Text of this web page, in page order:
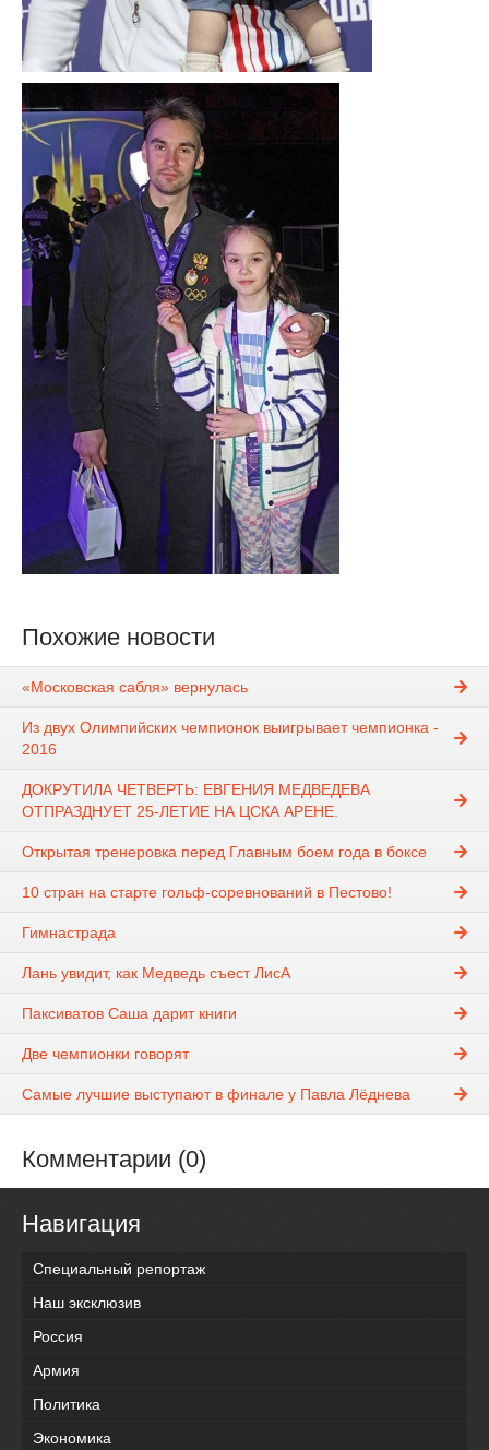
Похожие новости
«Московская сабля» вернулась
Из двух Олимпийских чемпионок выигрывает чемпионка -
2016
ДОКРУТИЛА ЧЕТВЕРТЬ: ЕВГЕНИЯ МЕДВЕДЕВА
ОТПРАЗДНУЕТ 25-ЛЕТИЕ НА ЦСКА АРЕНЕ.
Открытая тренеровка перед Главным боем года в боксе
10 стран на старте гольф-соревнований в Пестово!
Гимнастрада
Лань увидит, как Медведь съест ЛисА
Паксиватов Саша дарит книги
Две чемпионки говорят
Самые лучшие выступают в финале у Павла Лёднева
Комментарии (0)
Навигация
Специальный репортаж
Наш эксклюзив
Россия
Армия
Политика
Экономика